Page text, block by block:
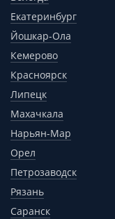
Екатеринбург
Йошкар-Ола
Кемерово
Красноярск
Липецк
Махачкала
Нарьян-Мар
Орел
Петрозаводск
Рязань
Саранск